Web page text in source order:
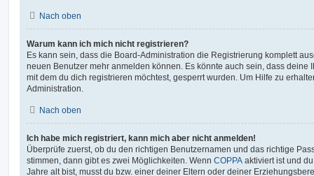
Nach oben
Warum kann ich mich nicht registrieren?
Es kann sein, dass die Board-Administration die Registrierung komplett
neuen Benutzer mehr anmelden können. Es könnte auch sein, dass deine
mit dem du dich registrieren möchtest, gesperrt wurden. Um Hilfe zu
Administration.
Nach oben
Ich habe mich registriert, kann mich aber nicht anmelden!
Überprüfe zuerst, ob du den richtigen Benutzernamen und das richtige
stimmen, dann gibt es zwei Möglichkeiten. Wenn COPPA aktiviert ist und
Jahre alt bist, musst du bzw. einer deiner Eltern oder deiner